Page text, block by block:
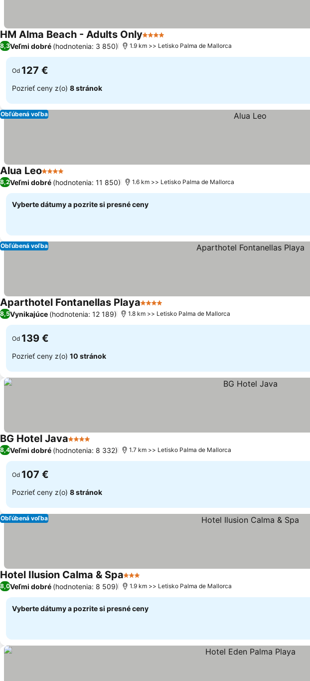
HM Alma Beach - Adults Only4 Počet hviezdičiek
8,3Veľmi dobré (hodnotenia: 3 850) 1.9 km >> Letisko Palma de Mallorca
Od 127 €
Pozrieť ceny z(o) 8 stránok
Obľúbená voľba
Alua Leo4 Počet hviezdičiek
8,2Veľmi dobré (hodnotenia: 11 850) 1.6 km >> Letisko Palma de Mallorca
Vyberte dátumy a pozrite si presné ceny
Obľúbená voľba
Aparthotel Fontanellas Playa4 Počet hviezdičiek
8,5Vynikajúce (hodnotenia: 12 189) 1.8 km >> Letisko Palma de Mallorca
Od 139 €
Pozrieť ceny z(o) 10 stránok
BG Hotel Java4 Počet hviezdičiek
Zobraziť ceny
8,4Veľmi dobré (hodnotenia: 8 332) 1.7 km >> Letisko Palma de Mallorca
Od 107 €
Pozrieť ceny z(o) 8 stránok
Obľúbená voľba
Hotel Ilusion Calma & Spa3 Počet hviezdičiek
8,0Veľmi dobré (hodnotenia: 8 509) 1.9 km >> Letisko Palma de Mallorca
Vyberte dátumy a pozrite si presné ceny